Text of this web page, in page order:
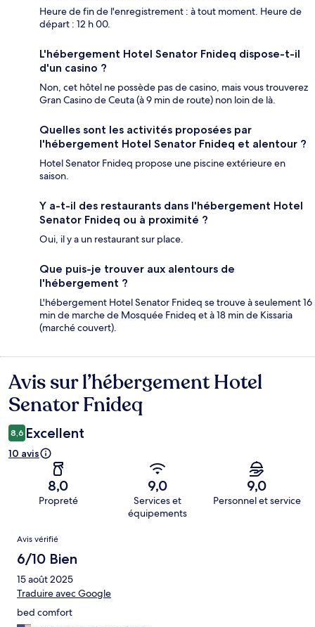
Heure de fin de l'enregistrement : à tout moment. Heure de
départ : 12 h 00.
L'hébergement Hotel Senator Fnideq dispose-t-il
d'un casino ?
Non, cet hôtel ne possède pas de casino, mais vous trouverez
Gran Casino de Ceuta (à 9 min de route) non loin de là.
Quelles sont les activités proposées par
l'hébergement Hotel Senator Fnideq et alentour ?
Hotel Senator Fnideq propose une piscine extérieure en
saison.
Y a-t-il des restaurants dans l'hébergement Hotel
Senator Fnideq ou à proximité ?
Oui, il y a un restaurant sur place.
Que puis-je trouver aux alentours de
l'hébergement ?
L'hébergement Hotel Senator Fnideq se trouve à seulement 16
min de marche de Mosquée Fnideq et à 18 min de Kissaria
(marché couvert).
Avis
Avis sur l’hébergement Hotel
Senator Fnideq
8,6 Excellent
10 avis
8,0
Propreté
9,0
Services et
équipements
9,0
Personnel et service
Avis
Avis vérifié
6/10 Bien
15 août 2025
Traduire avec Google
bed comfort